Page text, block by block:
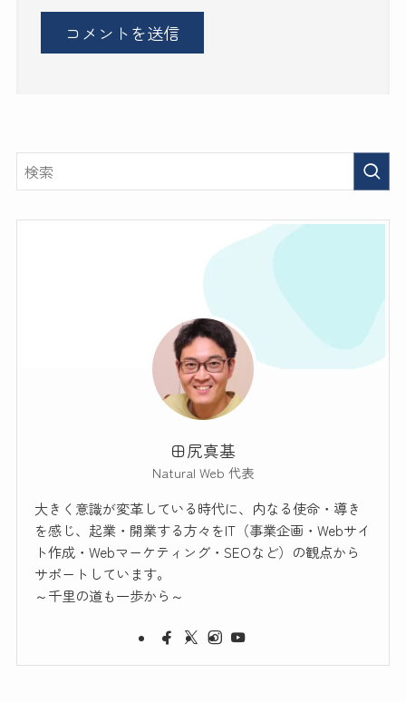
田尻真基
Natural Web 代表
大きく意識が変革している時代に、内なる使命・導き
を感じ、起業・開業する方々をIT（事業企画・Webサイ
ト作成・Webマーケティング・SEOなど）の観点から
サポートしています。
～千里の道も一歩から～